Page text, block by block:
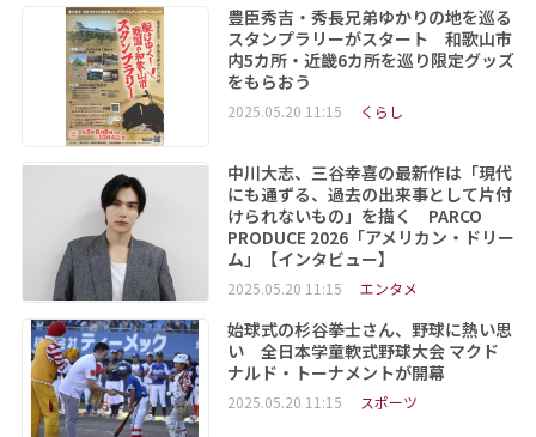
豊臣秀吉・秀長兄弟ゆかりの地を巡る
スタンプラリーがスタート 和歌山市
内5カ所・近畿6カ所を巡り限定グッズ
をもらおう
2025.05.20 11:15 くらし
中川大志、三谷幸喜の最新作は「現代
にも通ずる、過去の出来事として片付
けられないもの」を描く PARCO
PRODUCE 2026「アメリカン・ドリー
ム」【インタビュー】
2025.05.20 11:15 エンタメ
始球式の杉谷拳士さん、野球に熱い思
い 全日本学童軟式野球大会 マクド
ナルド・トーナメントが開幕
2025.05.20 11:15 スポーツ